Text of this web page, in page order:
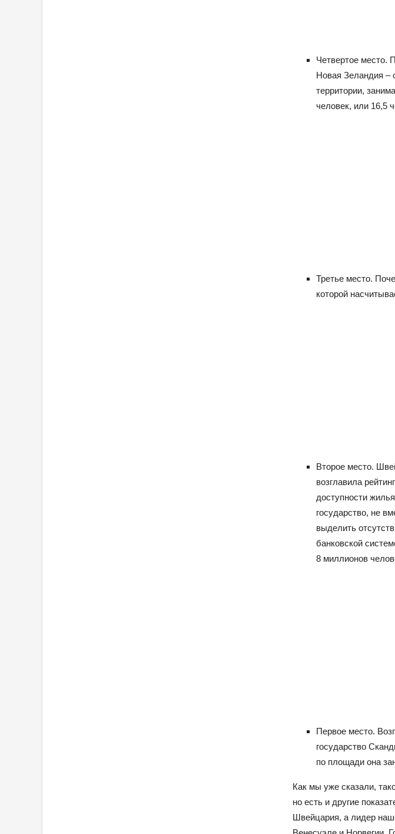
Четвертое место.
Новая Зеландия –
территории,
человек, или 16,5
Третье место.
которой
Второе место.
возглавила
доступности
государство, не
выделить
банковской
8 миллионов
Первое место.
государство
по площади она
Как мы уже сказали,
но есть и другие
Швейцария, а лидер